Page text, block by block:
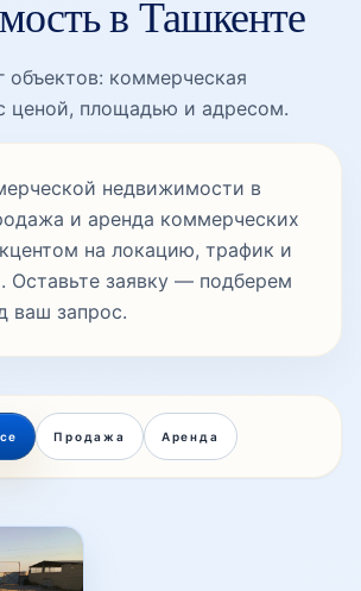
в Ташкенте
объектов: коммерческая
ценой, площадью и адресом.
недвижимости в
и аренда коммерческих
на локацию, трафик и
Оставьте заявку — подберем
ваш запрос.
Продажа Аренда